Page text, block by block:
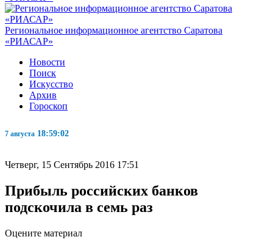
Региональное информационное агентство Саратова
«РИАСАР»
Новости
Поиск
Искусство
Архив
Гороскоп
7 августа 18:59:02
Четверг, 15 Сентябрь 2016 17:51
Прибыль российских банков
подскочила в семь раз
Оцените материал